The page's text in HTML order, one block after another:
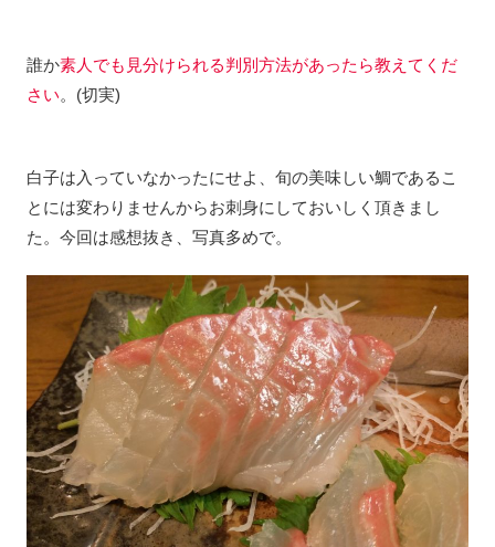
誰か素人でも見分けられる判別方法があったら教えてくだ
さい。(切実)
白子は入っていなかったにせよ、旬の美味しい鯛であるこ
とには変わりませんからお刺身にしておいしく頂きまし
た。今回は感想抜き、写真多めで。